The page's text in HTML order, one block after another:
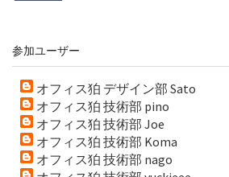
参加ユーザー
オフィス狛 デザイン部 Sato
オフィス狛 技術部 pino
オフィス狛 技術部 Joe
オフィス狛 技術部 Koma
オフィス狛 技術部 nago